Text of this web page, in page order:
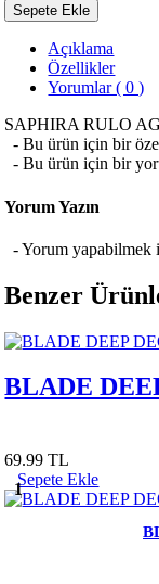
Sepete Ekle
Açıklama
Özellikler
Yorumlar ( 0 )
SAPHIRA RULO
- Bu ürün için bir
- Bu ürün için bir
Yorum Yazın
- Yorum yapabilmek
Benzer
BLADE
69.99 TL
1
Sepete Ekle